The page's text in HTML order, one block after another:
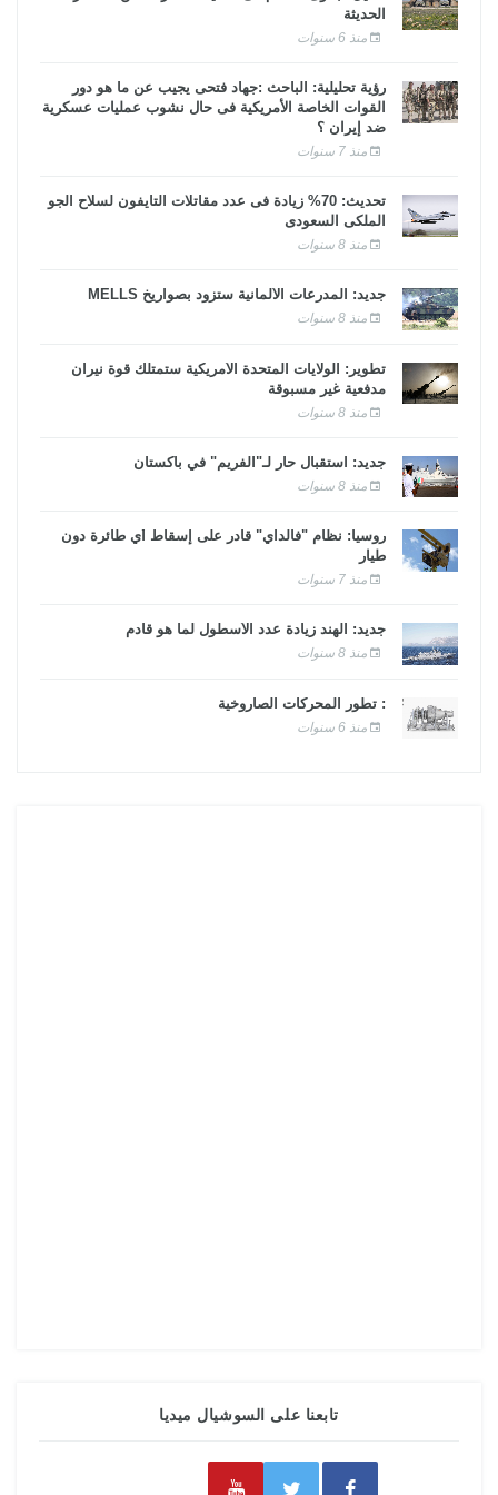
الحديثة
منذ 6 سنوات
رؤية تحليلية: الباحث :جهاد فتحى يجيب عن ما هو دور
القوات الخاصة الأمريكية فى حال نشوب عمليات عسكرية
ضد إيران ؟
منذ 7 سنوات
تحديث: 70% زيادة فى عدد مقاتلات التايفون لسلاح الجو
الملكى السعودى
منذ 8 سنوات
جديد: المدرعات الألمانية ستزود بصواريخ MELLS
منذ 8 سنوات
تطوير: الولايات المتحدة الأمريكية ستمتلك قوة نيران
مدفعية غير مسبوقة
منذ 8 سنوات
جديد: استقبال حار لـ"الفريم" في باكستان
منذ 8 سنوات
روسيا: نظام "فالداي" قادر على إسقاط أي طائرة دون
طيار
منذ 7 سنوات
جديد: الهند زيادة عدد الأسطول لما هو قادم
منذ 8 سنوات
: تطور المحركات الصاروخية
منذ 6 سنوات
تابعنا على السوشيال ميديا